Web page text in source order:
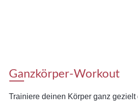
Ganzkörper-Workout
Trainiere deinen Körper ganz gezielt